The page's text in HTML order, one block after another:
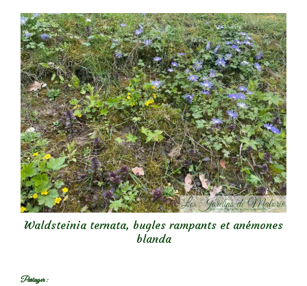
Waldsteinia ternata, bugles rampants et anémones
blanda
Partager :